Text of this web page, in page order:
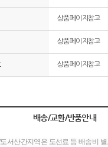
상품페이지참고
상품페이지참고
상품페이지참고
배송/교환/반품안내
서산간지역은 도선료 등 배송비